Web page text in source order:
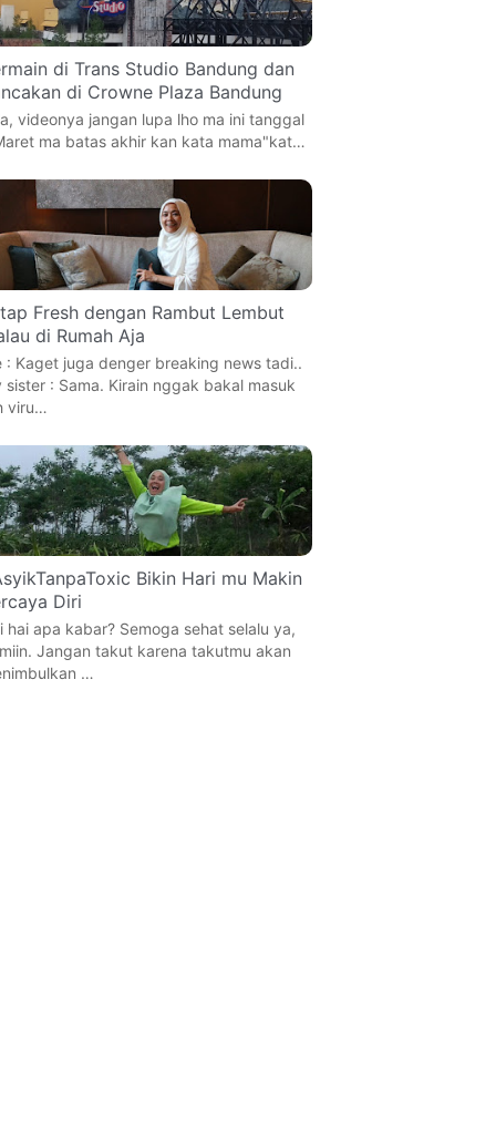
di Trans Studio Bandung dan
di Crowne Plaza Bandung
videonya jangan lupa lho ma ini tanggal
ma batas akhir kan kata mama"kat…
Fresh dengan Rambut Lembut
di Rumah Aja
: Kaget juga denger breaking news tadi..
sister : Sama. Kirain nggak bakal masuk
viru…
Bikin Hari mu Makin
Diri
hai apa kabar? Semoga sehat selalu ya,
Jangan takut karena takutmu akan
…